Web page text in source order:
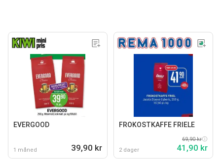
EVERGOOD
1 måned 39,90 kr
FROKOSTKAFFE FRIELE
2 dager
69,90 kr
41,90 kr